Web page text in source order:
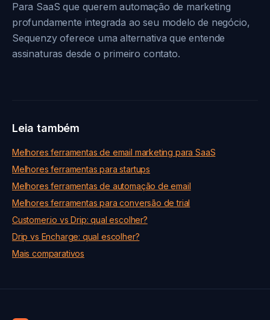
Para SaaS que querem automação de marketing
profundamente integrada ao seu modelo de negócio,
Sequenzy oferece uma alternativa que entende
assinaturas desde o primeiro contato.
Leia também
Melhores ferramentas de email marketing para SaaS
Melhores ferramentas para startups
Melhores ferramentas de automação de email
Melhores ferramentas para conversão de trial
Customer.io vs Drip: qual escolher?
Drip vs Encharge: qual escolher?
Mais comparativos